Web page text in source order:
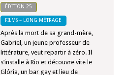
ÉDITION 25
FILMS – LONG MÉTRAGE
Après la mort de sa grand-mère,
Gabriel, un jeune professeur de
littérature, veut repartir à zéro. Il
s’installe à Rio et découvre vite le
Glória, un bar gay et lieu de